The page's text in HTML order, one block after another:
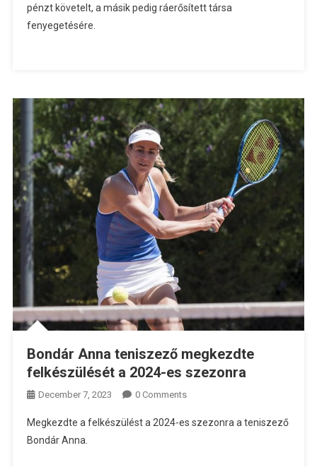
pénzt követelt, a másik pedig ráerősített társa
fenyegetésére.
Bondár Anna teniszező megkezdte
felkészülését a 2024-es szezonra
December 7, 2023 0 Comments
Megkezdte a felkészülést a 2024-es szezonra a teniszező
Bondár Anna.